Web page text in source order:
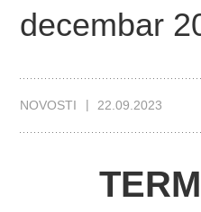
decembar
NOVOSTI 22.09.2023